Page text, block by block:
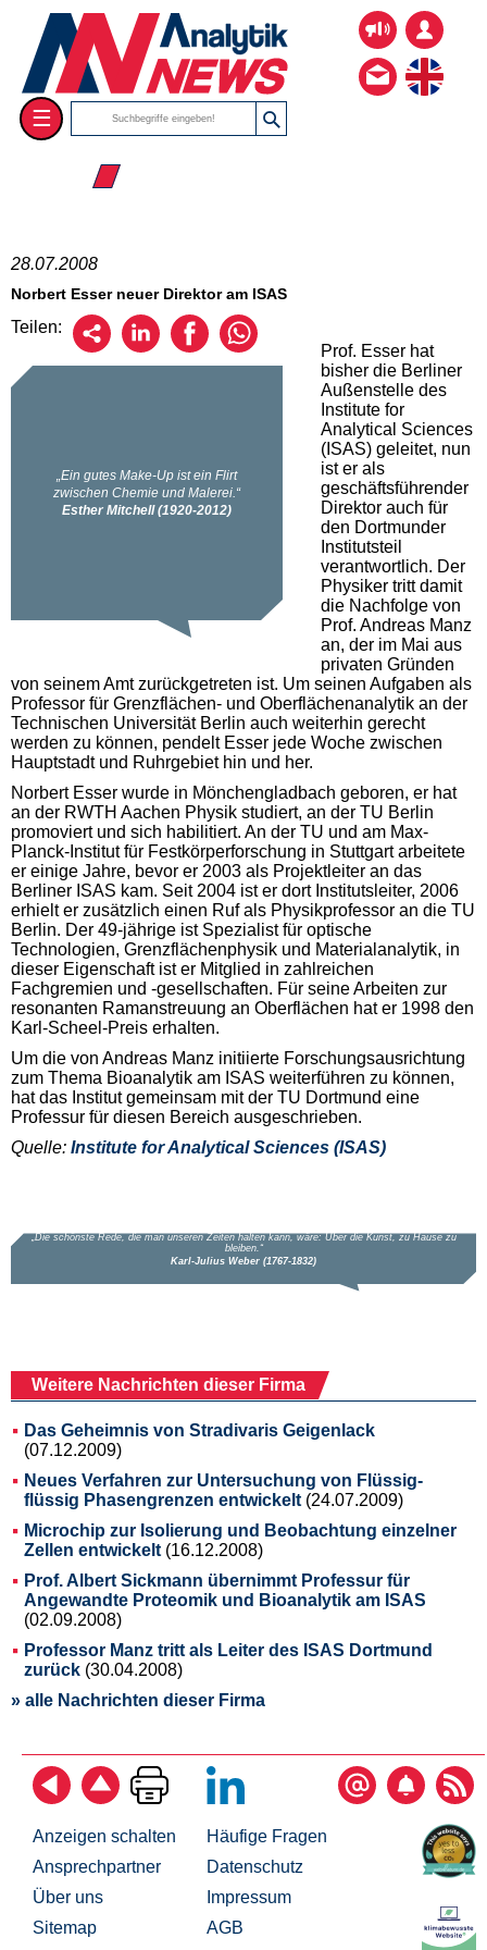
☰
☰ 2008
28.07.2008
Norbert Esser neuer Direktor am ISAS
Teilen:
Prof. Esser hat
bisher die Berliner
Außenstelle des
Institute for
Analytical Sciences
(ISAS) geleitet, nun
ist er als
geschäftsführender
Direktor auch für
den Dortmunder
Institutsteil
verantwortlich. Der
Physiker tritt damit
die Nachfolge von
Prof. Andreas Manz
an, der im Mai aus
privaten Gründen
von seinem Amt zurückgetreten ist. Um seinen Aufgaben als
Professor für Grenzflächen- und Oberflächenanalytik an der
Technischen Universität Berlin auch weiterhin gerecht
werden zu können, pendelt Esser jede Woche zwischen
Hauptstadt und Ruhrgebiet hin und her.
Norbert Esser wurde in Mönchengladbach geboren, er hat
an der RWTH Aachen Physik studiert, an der TU Berlin
promoviert und sich habilitiert. An der TU und am Max-
Planck-Institut für Festkörperforschung in Stuttgart arbeitete
er einige Jahre, bevor er 2003 als Projektleiter an das
Berliner ISAS kam. Seit 2004 ist er dort Institutsleiter, 2006
erhielt er zusätzlich einen Ruf als Physikprofessor an die TU
Berlin. Der 49-jährige ist Spezialist für optische
Technologien, Grenzflächenphysik und Materialanalytik, in
dieser Eigenschaft ist er Mitglied in zahlreichen
Fachgremien und -gesellschaften. Für seine Arbeiten zur
resonanten Ramanstreuung an Oberflächen hat er 1998 den
Karl-Scheel-Preis erhalten.
Um die von Andreas Manz initiierte Forschungsausrichtung
zum Thema Bioanalytik am ISAS weiterführen zu können,
hat das Institut gemeinsam mit der TU Dortmund eine
Professur für diesen Bereich ausgeschrieben.
Quelle: Institute for Analytical Sciences (ISAS)
Weitere Nachrichten dieser Firma
Das Geheimnis von Stradivaris Geigenlack
(07.12.2009)
Neues Verfahren zur Untersuchung von Flüssig-
flüssig Phasengrenzen entwickelt (24.07.2009)
Microchip zur Isolierung und Beobachtung einzelner
Zellen entwickelt (16.12.2008)
Prof. Albert Sickmann übernimmt Professur für
Angewandte Proteomik und Bioanalytik am ISAS
(02.09.2008)
Professor Manz tritt als Leiter des ISAS Dortmund
zurück (30.04.2008)
» alle Nachrichten dieser Firma
Anzeigen schalten
Ansprechpartner
Über uns
Sitemap
Häufige Fragen
Datenschutz
Impressum
AGB